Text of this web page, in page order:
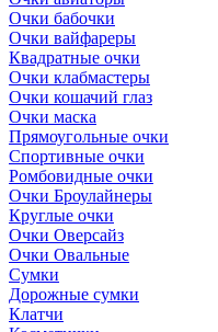
Очки бабочки
Очки вайфареры
Квадратные очки
Очки клабмастеры
Очки кошачий глаз
Очки маска
Прямоугольные очки
Спортивные очки
Ромбовидные очки
Очки Броулайнеры
Круглые очки
Очки Оверсайз
Очки Овальные
Сумки
Дорожные сумки
Клатчи